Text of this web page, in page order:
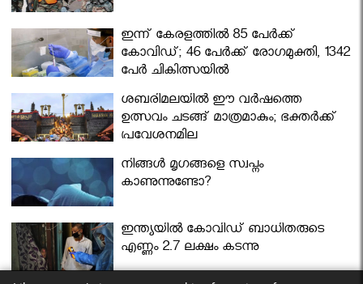
ഇന്ന് കേരളത്തിൽ 85 പേർക്ക്
കോവിഡ്; 46 പേർക്ക് രോഗമുക്തി, 1342
പേർ ചികിത്സയിൽ
ശബരിമലയില്‍ ഈ വർഷത്തെ
ഉത്സവം ചടങ്ങ് മാത്രമാകും; ഭക്തർക്ക്
പ്രവേശനമില്ല
നിങ്ങള്‍ മൃഗങ്ങളെ സ്വപ്നം
കാണുന്നുണ്ടോ?
ഇന്ത്യയിൽ കോവിഡ് ബാധിതരുടെ
എണ്ണം 2.7 ലക്ഷം കടന്നു